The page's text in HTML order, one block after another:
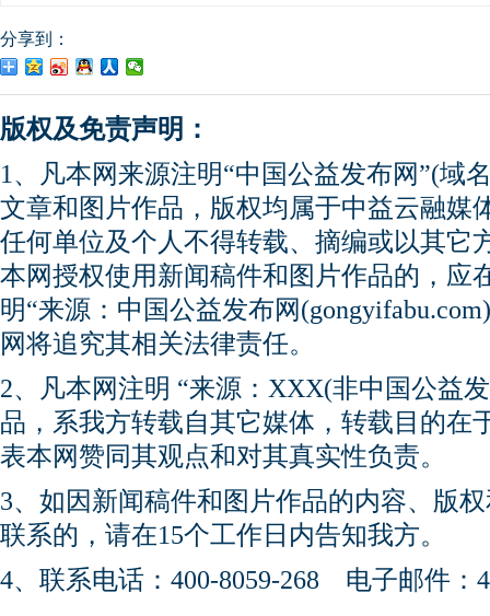
分享到：
版权及免责声明：
1、凡本网来源注明“中国公益发布网”(域
文章和图片作品，版权均属于中益云融媒
任何单位及个人不得转载、摘编或以其它
本网授权使用新闻稿件和图片作品的，应
明“来源：中国公益发布网
网将追究其相关法律责任。
2、凡本网注明 “来源：XXX(非中国公益
品，系我方转载自其它媒体，转载目的在
表本网赞同其观点和对其真实性负责。
3、如因新闻稿件和图片作品的内容、版
联系的，请在15个工作日内告知我方。
4、联系电话：400-8059-268 电子邮件：